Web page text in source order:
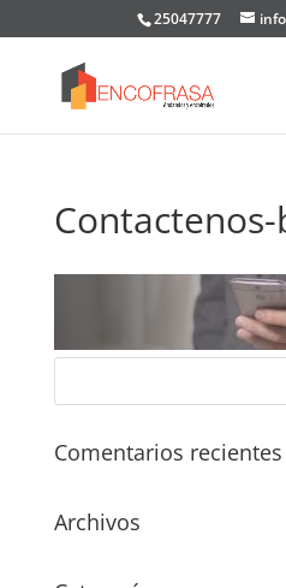
25047777
Comentarios recientes
Archivos